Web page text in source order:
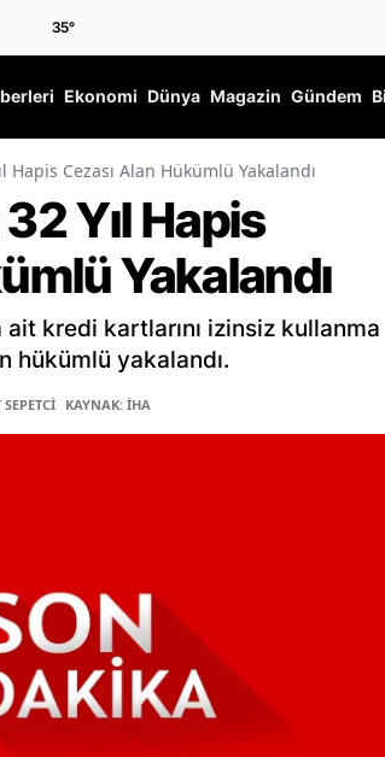
35°
Ekonomi Dünya Magazin Gündem
Hapis Cezası Alan Hükümlü Yakalandı
32 Yıl Hapis
Yakalandı
ait kredi kartlarını izinsiz kullanma
hükümlü yakalandı.
KAYNAK: İHA